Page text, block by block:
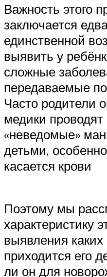
Важность этого
заключается
единственной
выявить у
сложные
передаваемые
Часто родители
медики
«неведомые»
детьми,
касается крови
Поэтому мы
характеристику
выявления
приходится его
ли он для